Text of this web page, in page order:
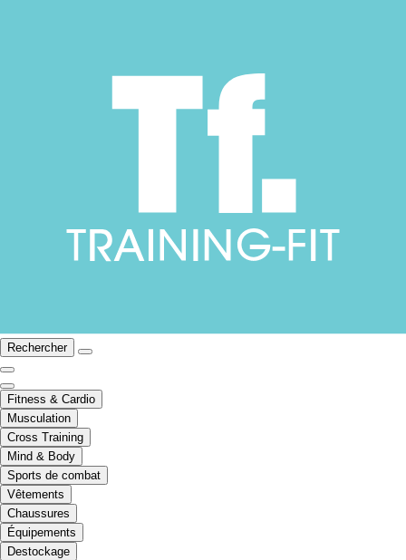
Rechercher
Fitness & Cardio
Musculation
Cross Training
Mind & Body
Sports de combat
Vêtements
Chaussures
Équipements
Destockage